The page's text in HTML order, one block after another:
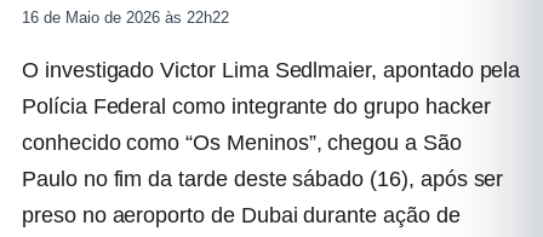
16 de Maio de 2026 às 22h22
O investigado Victor Lima Sedlmaier, apontado pela
Polícia Federal como integrante do grupo hacker
conhecido como “Os Meninos”, chegou a São
Paulo no fim da tarde deste sábado (16), após ser
preso no aeroporto de Dubai durante ação de